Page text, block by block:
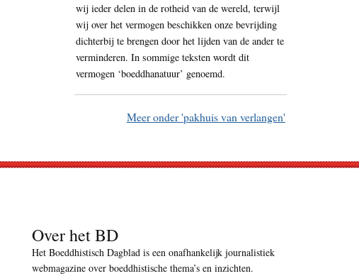
wij ieder delen in de rotheid van de wereld, terwijl
wij over het vermogen beschikken onze bevrijding
dichterbij te brengen door het lijden van de ander te
verminderen. In sommige teksten wordt dit
vermogen ‘boeddhanatuur’ genoemd.
Meer onder 'pakhuis van verlangen'
Over het BD
Het Boeddhistisch Dagblad is een onafhankelijk journalistiek
webmagazine over boeddhistische thema’s en inzichten.